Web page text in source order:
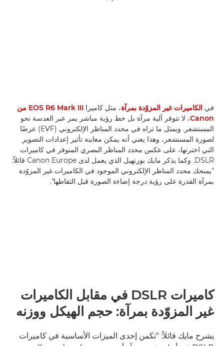
في الكاميرات غير المزوّدة بمرآة، مثل كاميرا
EOS R6 Mark III من
Canon، لا تتوفر آلية مرآة بل خط رؤية مباشر يمر عبر العدسة نحو
المستشعر. ويمثل ما تراه في محدد المناظر الإلكتروني (EVF) عرضًا
لصورة المستشعر، وهذا يعني أنه يمكن معاينة تأثير إعدادات التصوير
التي اخترتها، على عكس محدد المناظر البصري المتوفر في كاميرات
DSLR. وكما يذكر مايك بورنهيل الذي يعمل لدى Canon Europe قائلاً:
"يمنحك محدد المناظر الإلكتروني الموجود في الكاميرات غير المزوّدة
بمرآة القدرة على رؤية درجة إضاءة الصورة قبل التقاطها".
كاميرات DSLR في مقابل الكاميرات
غير المزوّدة بمرآة: حجم الهيكل ووزنه
يشرح مايك قائلاً: "تكمن إحدى الميزات الأساسية في كاميرات